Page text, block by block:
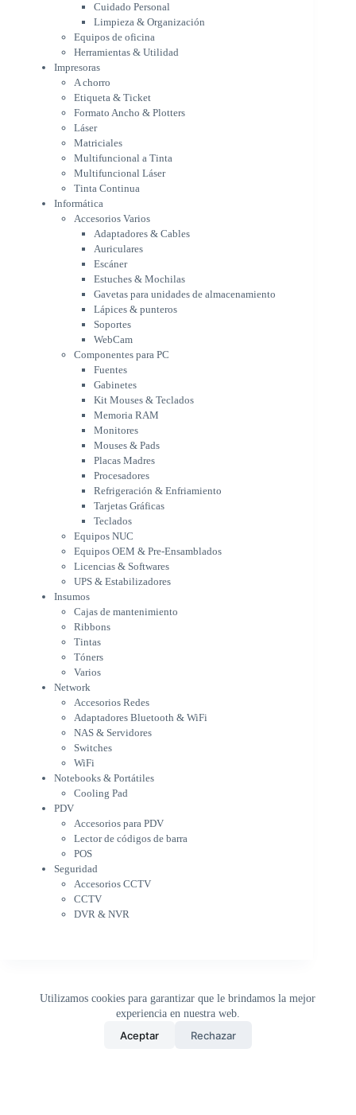
Utilizamos cookies para garantizar que le brindamos la mejor
experiencia en nuestra web.
Aceptar Rechazar
Láser
Matriciales
Multifuncional a Tinta
Multifuncional Láser
Tinta Continua
Informática
Accesorios Varios
Adaptadores & Cables
Auriculares
Escáner
Estuches & Mochilas
Gavetas para unidades de
almacenamiento
Lápices & punteros
Soportes
WebCam
Componentes para PC
Fuentes
Gabinetes
Kit Mouses & Teclados
Memoria RAM
Mouses & Pads
Placas Madres
Procesadores
Refrigeración & Enfriamiento
Tarjetas Gráficas
Teclados
Equipos NUC
Equipos OEM & Pre-Ensamblados
Licencias & Softwares
UPS & Estabilizadores
Insumos
Cajas de mantenimiento
Ribbons
Tintas
Tóners
Varios
Network
Accesorios Redes
NAS & Servidores
Switches
WiFi
Notebooks & Portátiles
Cargador para notebook
Cooling Pad
PDV
Accesorios para PDV
Lector de códigos de barra
POS
Seguridad
Accesorios CCTV
CCTV
DVR & NVR
Sin categorizar
Cuidado Personal
Limpieza & Organización
Equipos de oficina
Herramientas & Utilidad
Impresoras
A chorro
Etiqueta & Ticket
Formato Ancho & Plotters
Láser
Matriciales
Multifuncional a Tinta
Multifuncional Láser
Tinta Continua
Informática
Accesorios Varios
Adaptadores & Cables
Auriculares
Escáner
Estuches & Mochilas
Gavetas para unidades de almacenamiento
Lápices & punteros
Soportes
WebCam
Componentes para PC
Fuentes
Gabinetes
Kit Mouses & Teclados
Memoria RAM
Monitores
Mouses & Pads
Placas Madres
Procesadores
Refrigeración & Enfriamiento
Tarjetas Gráficas
Teclados
Equipos NUC
Equipos OEM & Pre-Ensamblados
Licencias & Softwares
UPS & Estabilizadores
Insumos
Cajas de mantenimiento
Ribbons
Tintas
Tóners
Varios
Network
Accesorios Redes
Adaptadores Bluetooth & WiFi
NAS & Servidores
Switches
WiFi
Notebooks & Portátiles
Cooling Pad
PDV
Accesorios para PDV
Lector de códigos de barra
POS
Seguridad
Accesorios CCTV
CCTV
DVR & NVR